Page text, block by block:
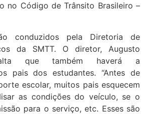
no Código de Trânsito Brasileiro –
conduzidos pela Diretoria de
da SMTT. O diretor, Augusto
que também haverá a
pais dos estudantes. “Antes de
escolar, muitos pais esquecem
as condições do veículo, se o
para o serviço, etc. Esses são